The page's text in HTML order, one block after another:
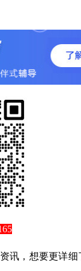
讯，想要更详